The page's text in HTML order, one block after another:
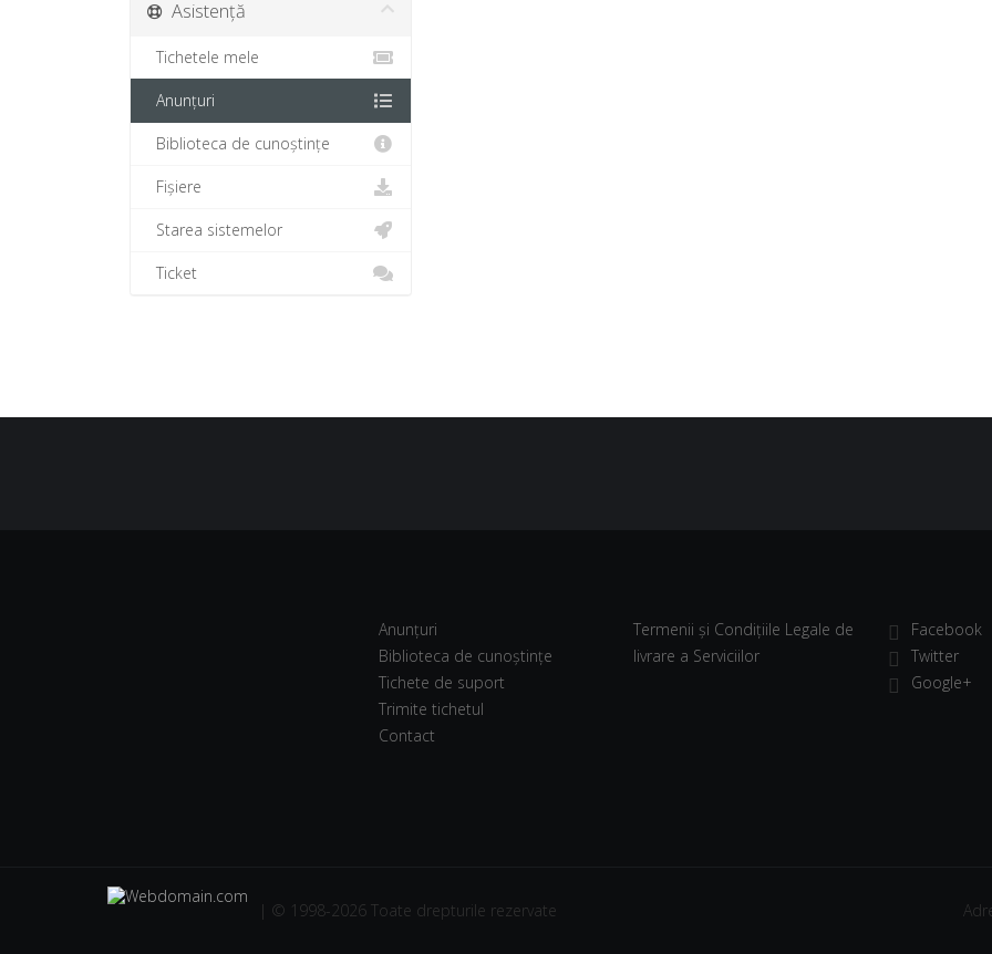
Asistență
Tichetele mele
Anunțuri
Biblioteca de cunoștințe
Fișiere
Starea sistemelor
Ticket
Anunțuri
Biblioteca de cunoștințe
Tichete de suport
Trimite tichetul
Contact
Termenii și Condițiile Legale de
livrare a Serviciilor
Facebook
Twitter
Google+
| © 1998-2026 Toate drepturile rezervate